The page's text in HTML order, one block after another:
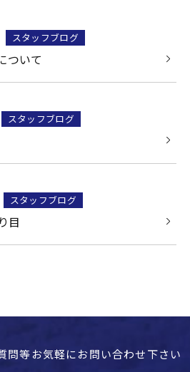
スタッフブログ
ついて
スタッフブログ
スタッフブログ
目
問等お気軽にお問い合わせ下さい